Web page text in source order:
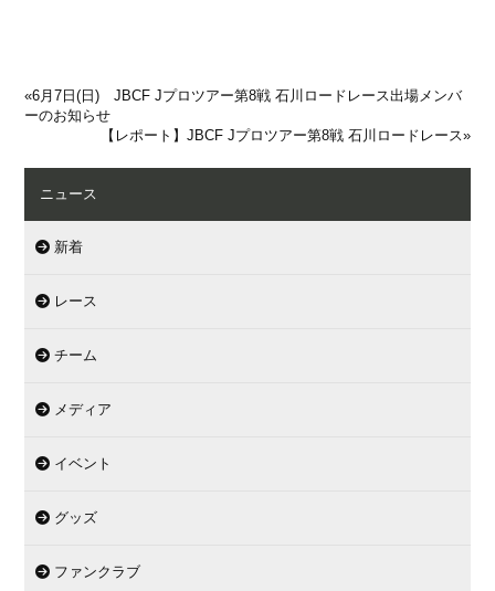
«6月7日(日) JBCF Jプロツアー第8戦 石川ロードレース出場メンバ
ーのお知らせ
【レポート】JBCF Jプロツアー第8戦 石川ロードレース»
ニュース
新着
レース
チーム
メディア
イベント
グッズ
ファンクラブ